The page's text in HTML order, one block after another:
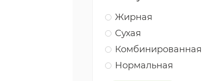
Жирная
Сухая
Комбинированная
Нормальная